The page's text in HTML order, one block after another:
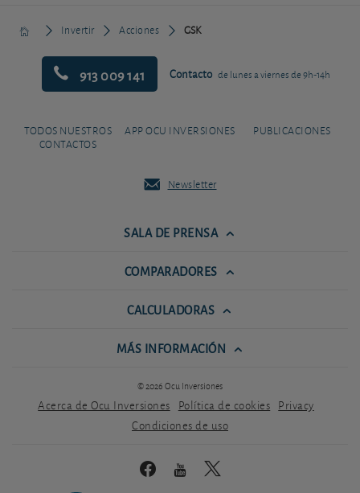
Invertir Acciones GSK
913 009 141 Contacto de lunes a viernes de 9h-14h
TODOS NUESTROS
CONTACTOS
APP OCU INVERSIONES PUBLICACIONES
Newsletter
SALA DE PRENSA
COMPARADORES
CALCULADORAS
MÁS INFORMACIÓN
© 2026 Ocu Inversiones
Acerca de Ocu Inversiones Política de cookies Privacy
Condiciones de uso